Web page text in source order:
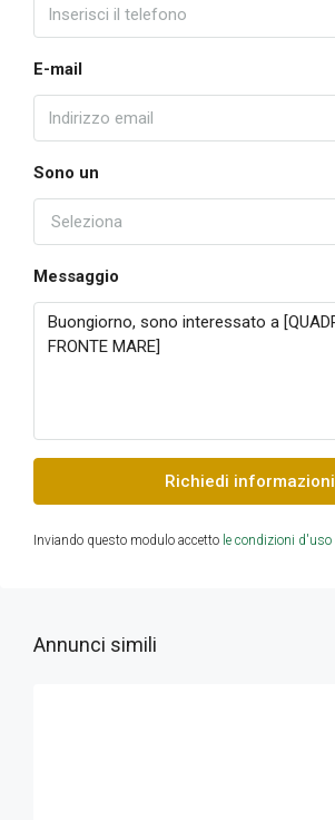
E-mail
Sono un
Seleziona
Messaggio
Richiedi informazioni
Inviando questo modulo accetto le condizioni d'uso
Annunci simili